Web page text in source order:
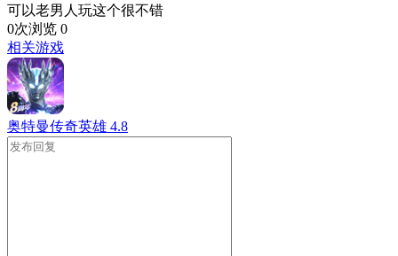
可以老男人玩这个很不错
0次浏览 0
相关游戏
奥特曼传奇英雄 4.8